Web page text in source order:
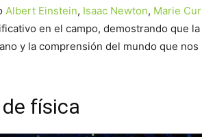
Albert Einstein, Isaac Newton, Marie
en el campo, demostrando que
y la comprensión del mundo que nos
física